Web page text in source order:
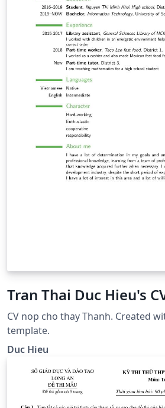
Tran Thai Duc Hieu's
CV nop cho thay Thanh. Created
template.
Duc Hieu